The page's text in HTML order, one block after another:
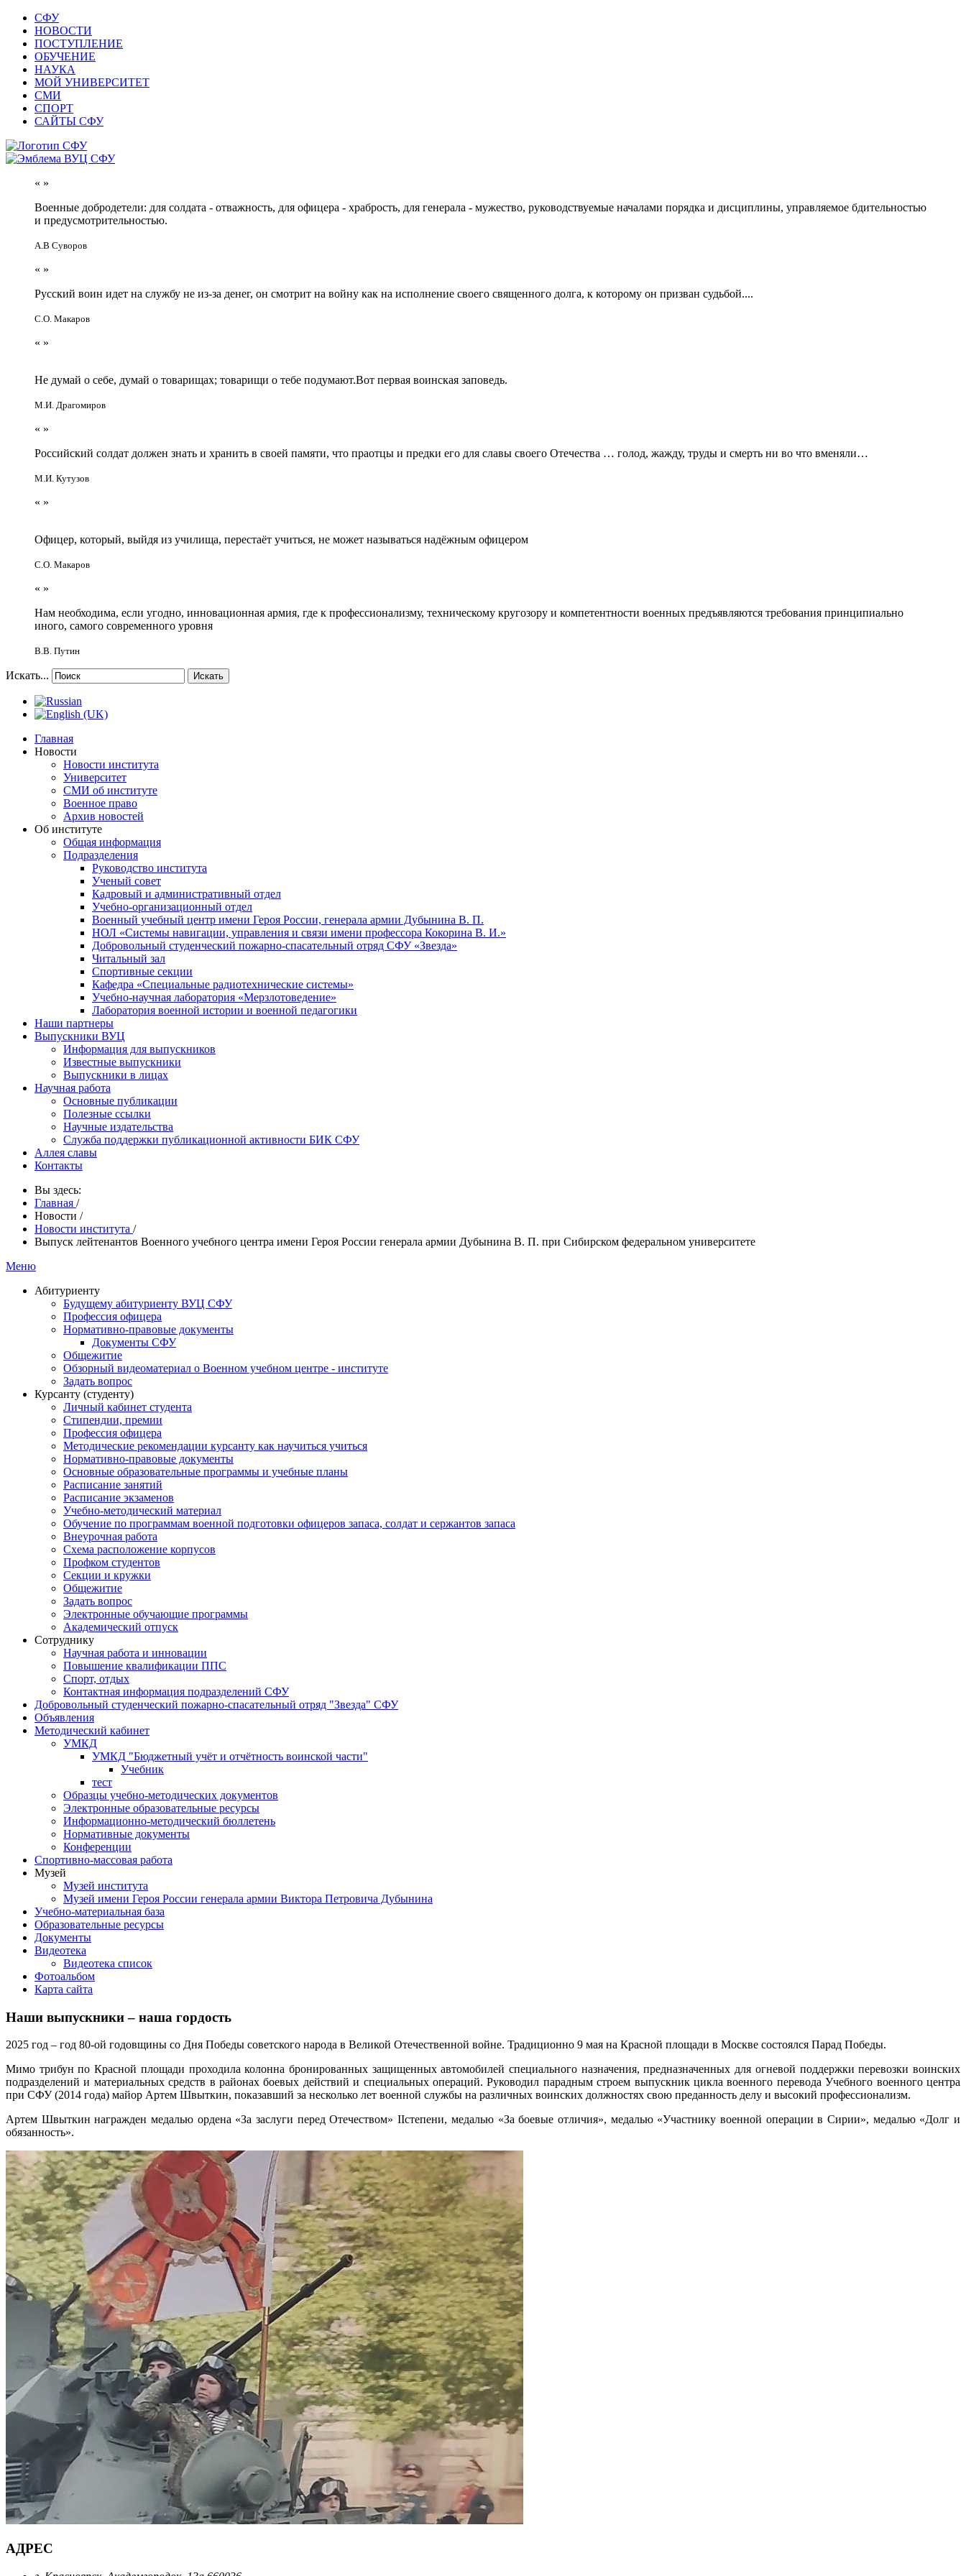
СФУ
НОВОСТИ
ПОСТУПЛЕНИЕ
ОБУЧЕНИЕ
НАУКА
МОЙ УНИВЕРСИТЕТ
СМИ
СПОРТ
САЙТЫ СФУ
« »
Военные добродетели: для солдата - отважность, для офицера - храбрость, для генерала - мужество, руководствуемые началами порядка и дисциплины, управляемое бдительностью
и предусмотрительностью.
А.В Суворов
« »
Русский воин идет на службу не из-за денег, он смотрит на войну как на исполнение своего священного долга, к которому он призван судьбой....
С.О. Макаров
« »
Не думай о себе, думай о товарищах; товарищи о тебе подумают.Вот первая воинская заповедь.
М.И. Драгомиров
« »
Российский солдат должен знать и хранить в своей памяти, что праотцы и предки его для славы своего Отечества … голод, жажду, труды и смерть ни во что вменяли…
М.И. Кутузов
« »
Офицер, который, выйдя из училища, перестаёт учиться, не может называться надёжным офицером
С.О. Макаров
« »
Нам необходима, если угодно, инновационная армия, где к профессионализму, техническому кругозору и компетентности военных предъявляются требования принципиально
иного, самого современного уровня
В.В. Путин
Искать... Искать
Главная
Новости
Новости института
Университет
СМИ об институте
Военное право
Архив новостей
Об институте
Общая информация
Подразделения
Руководство института
Ученый совет
Кадровый и административный отдел
Учебно-организационный отдел
Военный учебный центр имени Героя России, генерала армии Дубынина В. П.
НОЛ «Системы навигации, управления и связи имени профессора Кокорина В. И.»
Добровольный студенческий пожарно-спасательный отряд СФУ «Звезда»
Читальный зал
Спортивные секции
Кафедра «Специальные радиотехнические системы»
Учебно-научная лаборатория «Мерзлотоведение»
Лаборатория военной истории и военной педагогики
Наши партнеры
Выпускники ВУЦ
Информация для выпускников
Известные выпускники
Выпускники в лицах
Научная работа
Основные публикации
Полезные ссылки
Научные издательства
Служба поддержки публикационной активности БИК СФУ
Аллея славы
Контакты
Вы здесь:
Главная /
Новости /
Новости института /
Выпуск лейтенантов Военного учебного центра имени Героя России генерала армии Дубынина В. П. при Сибирском федеральном университете
Меню
Абитуриенту
Будущему абитуриенту ВУЦ СФУ
Профессия офицера
Нормативно-правовые документы
Документы СФУ
Общежитие
Обзорный видеоматериал о Военном учебном центре - институте
Задать вопрос
Курсанту (студенту)
Личный кабинет студента
Стипендии, премии
Профессия офицера
Методические рекомендации курсанту как научиться учиться
Нормативно-правовые документы
Основные образовательные программы и учебные планы
Расписание занятий
Расписание экзаменов
Учебно-методический материал
Обучение по программам военной подготовки офицеров запаса, солдат и сержантов запаса
Внеурочная работа
Схема расположение корпусов
Профком студентов
Секции и кружки
Общежитие
Задать вопрос
Электронные обучающие программы
Академический отпуск
Сотруднику
Научная работа и инновации
Повышение квалификации ППС
Спорт, отдых
Контактная информация подразделений СФУ
Добровольный студенческий пожарно-спасательный отряд "Звезда" СФУ
Объявления
Методический кабинет
УМКД
УМКД "Бюджетный учёт и отчётность воинской части"
Учебник
тест
Образцы учебно-методических документов
Электронные образовательные ресурсы
Информационно-методический бюллетень
Нормативные документы
Конференции
Спортивно-массовая работа
Музей
Музей института
Музей имени Героя России генерала армии Виктора Петровича Дубынина
Учебно-материальная база
Образовательные ресурсы
Документы
Видеотека
Видеотека список
Фотоальбом
Карта сайта
Наши выпускники – наша гордость
2025 год – год 80-ой годовщины со Дня Победы советского народа в Великой Отечественной войне. Традиционно 9 мая на Красной площади в Москве состоялся Парад Победы.
Мимо трибун по Красной площади проходила колонна бронированных защищенных автомобилей специального назначения, предназначенных для огневой поддержки перевозки воинских
подразделений и материальных средств в районах боевых действий и специальных операций. Руководил парадным строем выпускник цикла военного перевода Учебного военного центра
при СФУ (2014 года) майор Артем Швыткин, показавший за несколько лет военной службы на различных воинских должностях свою преданность делу и высокий профессионализм.
Артем Швыткин награжден медалью ордена «За заслуги перед Отечеством» IIстепени, медалью «За боевые отличия», медалью «Участнику военной операции в Сирии», медалью «Долг и
обязанность».
АДРЕС